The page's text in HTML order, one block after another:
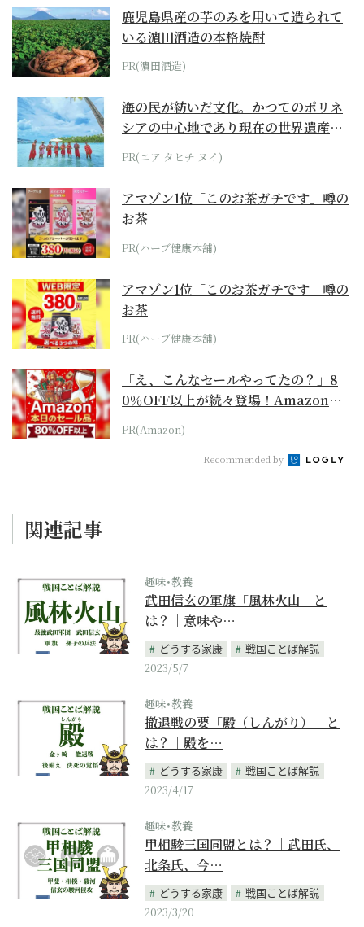
鹿児島県産の芋のみを用いて造られて
いる濵田酒造の本格焼酎
PR(濵田酒造)
海の民が紡いだ文化。かつてのポリネ
シアの中心地であり現在の世界遺産か
らみえてくる...
PR(エア タヒチ ヌイ)
アマゾン1位「このお茶ガチです」噂の
お茶
PR(ハーブ健康本舗)
アマゾン1位「このお茶ガチです」噂の
お茶
PR(ハーブ健康本舗)
「え、こんなセールやってたの？」8
0％OFF以上が続々登場！Amazonの
本気が...
PR(Amazon)
Recommended by
関連記事
趣味･教養
武田信玄の軍旗「風林火山」と
は？｜意味や…
どうする家康
戦国ことば解説
2023/5/7
趣味･教養
撤退戦の要「殿（しんがり）」と
は？｜殿を…
どうする家康
戦国ことば解説
2023/4/17
趣味･教養
甲相駿三国同盟とは？｜武田氏、
北条氏、今…
どうする家康
戦国ことば解説
2023/3/20